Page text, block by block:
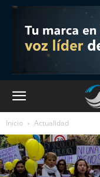
Inicio Actualidad